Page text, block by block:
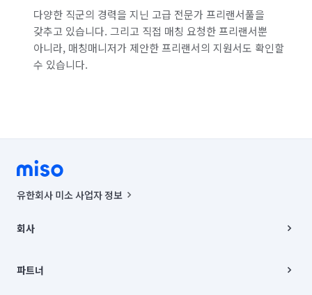
다양한 직군의 경력을 지닌 고급 전문가 프리랜서풀을
갖추고 있습니다. 그리고 직접 매칭 요청한 프리랜서뿐
아니라, 매칭매니저가 제안한 프리랜서의 지원서도 확인할
수 있습니다.
유한회사 미소 사업자 정보
00019 |
주소 | 본사: 서울특별시 종로구 율곡로 6(중학동, 트윈트리빌딩) B동 5층
컨택센터 : 서울특별시 종로구 수송동 율곡로 24, 7층, 8층 미소
회사
채용
파트너